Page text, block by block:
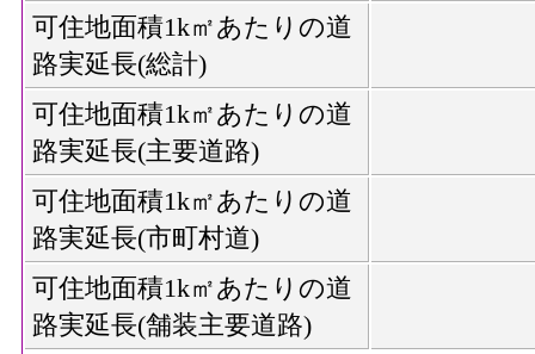
可住地面積1k㎡あたりの道
路実延長(総計)
可住地面積1k㎡あたりの道
路実延長(主要道路)
可住地面積1k㎡あたりの道
路実延長(市町村道)
可住地面積1k㎡あたりの道
路実延長(舗装主要道路)